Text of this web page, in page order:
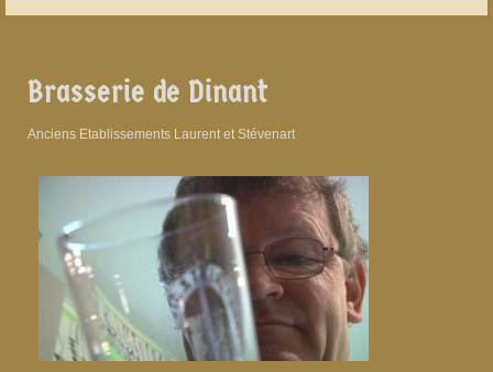
Brasserie de Dinant
Anciens Etablissements Laurent et Stévenart